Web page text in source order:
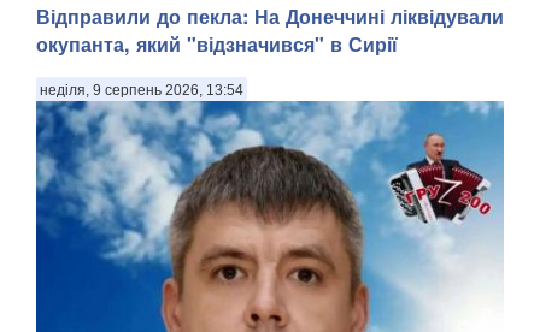
Відправили до пекла: На Донеччині ліквідували
окупанта, який "відзначився" в Сирії
неділя, 9 серпень 2026, 13:54